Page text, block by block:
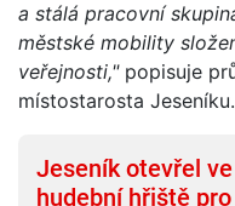
a stálá pracovní
městské mobility
veřejnosti,"popisuje
místostarosta Jeseníku.
Jeseník otevřel
hudební hřiště